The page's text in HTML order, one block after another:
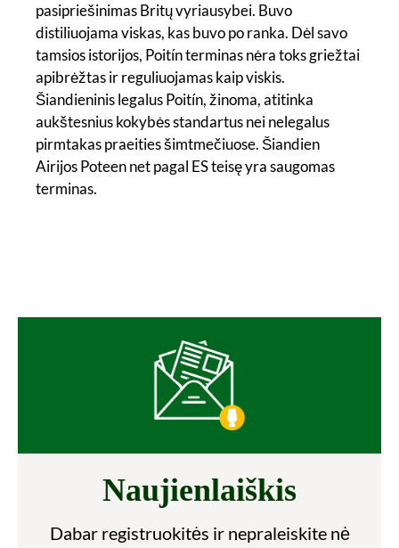
pasipriešinimas Britų vyriausybei. Buvo
distiliuojama viskas, kas buvo po ranka. Dėl savo
tamsios istorijos, Poitín terminas nėra toks griežtai
apibrėžtas ir reguliuojamas kaip viskis.
Šiandieninis legalus Poitín, žinoma, atitinka
aukštesnius kokybės standartus nei nelegalus
pirmtakas praeities šimtmečiuose. Šiandien
Airijos Poteen net pagal ES teisę yra saugomas
terminas.
Naujienlaiškis
Dabar registruokitės ir nepraleiskite nė